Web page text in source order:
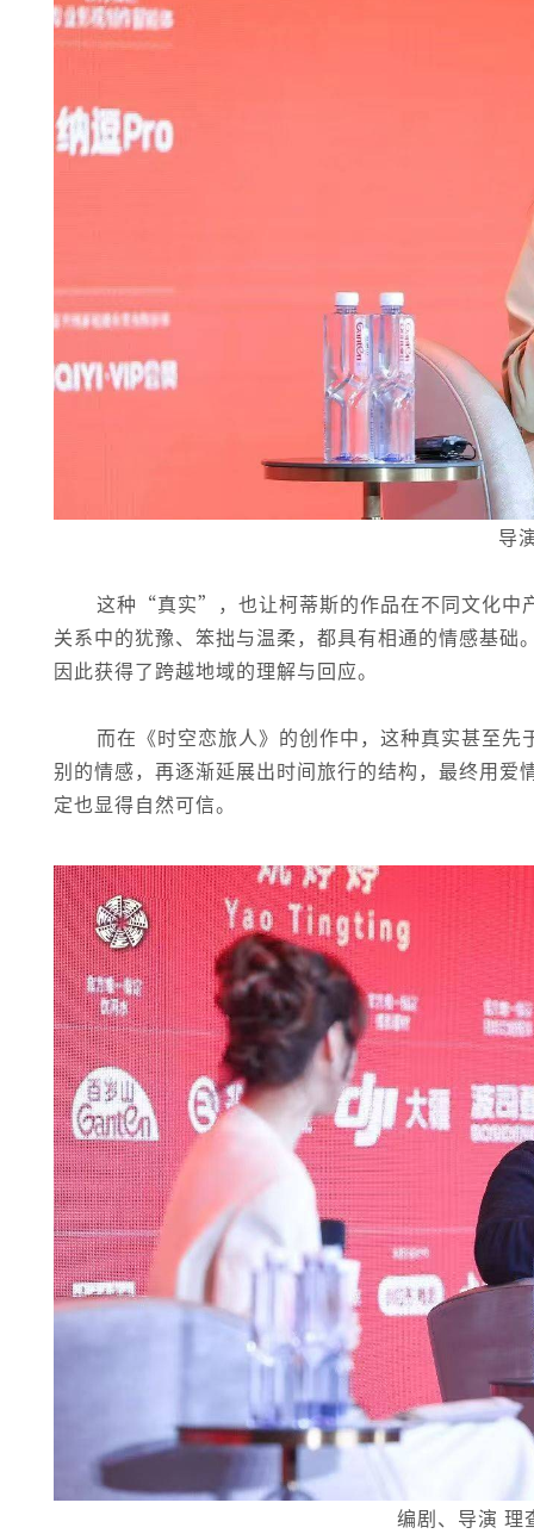
导
这种“真实”，也让柯蒂斯的作品在不同文化中
关系中的犹豫、笨拙与温柔，都具有相通的情感基
因此获得了跨越地域的理解与回应。
而在《时空恋旅人》的创作中，这种真实甚至
别的情感，再逐渐延展出时间旅行的结构，最终用
定也显得自然可信。
编剧、导演